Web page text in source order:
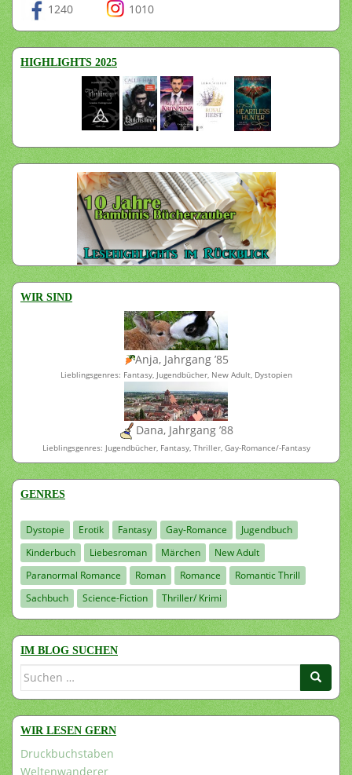
1240 1010
HIGHLIGHTS 2025
WIR SIND
Anja, Jahrgang ’85
Lieblingsgenres: Fantasy, Jugendbücher, New Adult, Dystopien
Dana, Jahrgang ’88
Lieblingsgenres: Jugendbücher, Fantasy, Thriller, Gay-Romance/-Fantasy
GENRES
Dystopie Erotik Fantasy Gay-Romance
Jugendbuch
Kinderbuch
Liebesroman Märchen
New Adult
Paranormal Romance
Roman Romance
Romantic Thrill
Sachbuch
Science-Fiction Thriller/ Krimi
IM BLOG SUCHEN
Suchen
WIR LESEN GERN
Druckbuchstaben
Weltenwanderer